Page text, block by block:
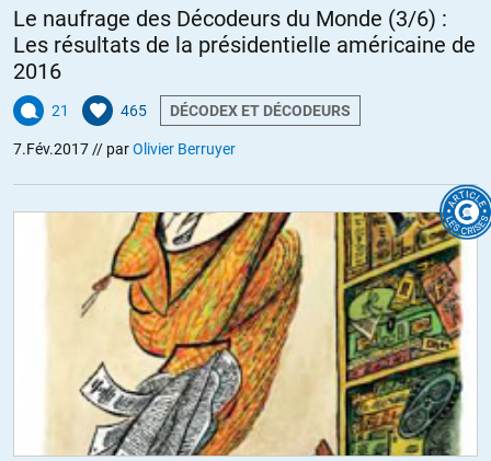
Le naufrage des Décodeurs du Monde (3/6) :
Les résultats de la présidentielle américaine de
2016
21 465 DÉCODEX ET DÉCODEURS
7.Fév.2017 // parOlivier Berruyer